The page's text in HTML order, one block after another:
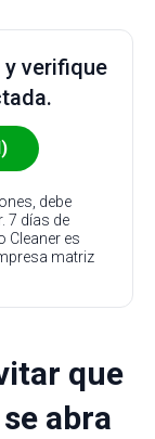
verifique
debe
7 días de
Cleaner es
matriz
que
abra